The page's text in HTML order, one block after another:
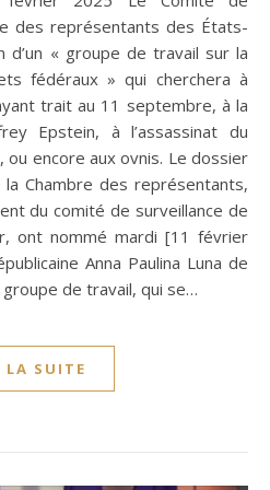
des représentants des États-
d’un « groupe de travail sur la
fédéraux » qui cherchera à
trait au 11 septembre, à la
Epstein, à l’assassinat du
ou encore aux ovnis. Le dossier
Chambre des représentants,
du comité de surveillance de
ont nommé mardi [11 février
Anna Paulina Luna de
de travail, qui se…
LA SUITE